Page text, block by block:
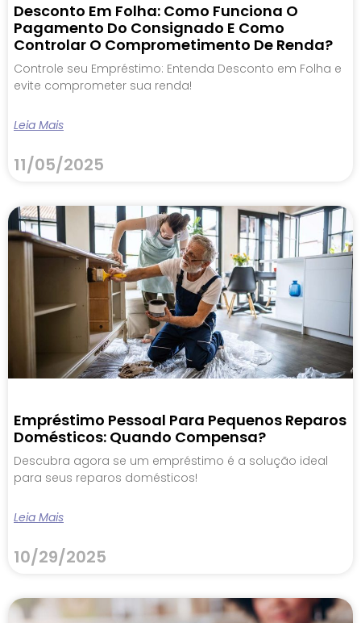
Desconto Em Folha: Como Funciona O
Pagamento Do Consignado E Como
Controlar O Comprometimento De Renda?
Controle seu Empréstimo: Entenda Desconto em Folha e
evite comprometer sua renda!
Leia Mais
11/05/2025
Empréstimo Pessoal Para Pequenos Reparos
Domésticos: Quando Compensa?
Descubra agora se um empréstimo é a solução ideal
para seus reparos domésticos!
Leia Mais
10/29/2025